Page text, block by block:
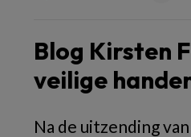
Blog Kirsten
veilige
Na de uitzending